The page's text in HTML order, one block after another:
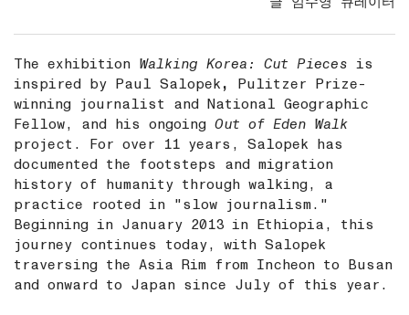
The exhibition Walking Korea: Cut Piecesis
inspired by Paul Salopek,
Pulitzer Prize-
winning journalist and National Geographic
Fellow, and his ongoingOut of Eden Walk
project. For over 11 years, Salopek has
documented the footsteps and migration
history of humanity through walking, a
practice rooted in "slow journalism."
Beginning in January 2013 in Ethiopia, this
journey continues today, with Salopek
traversing the Asia Rim from Incheon to Busan
and onward to Japan since July of this year.